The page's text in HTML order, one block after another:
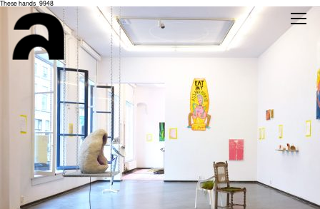
These hands_9948